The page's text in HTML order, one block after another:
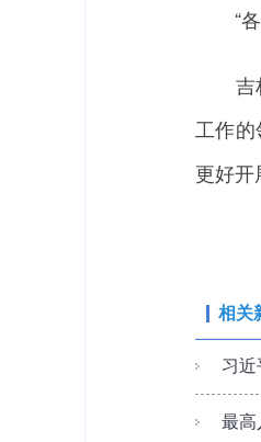
“各
吉林
工作
更好开
相关
习近
最高